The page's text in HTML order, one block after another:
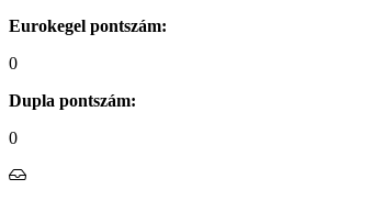
Eurokegel pontszám:
0
Dupla pontszám:
0